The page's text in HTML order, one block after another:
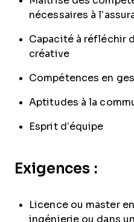
nécessaires à
Capacité à réfléchir
créative
Compétences en
Aptitudes à la
Esprit d’équipe
Exigences :
Licence ou master
ingénierie ou dans